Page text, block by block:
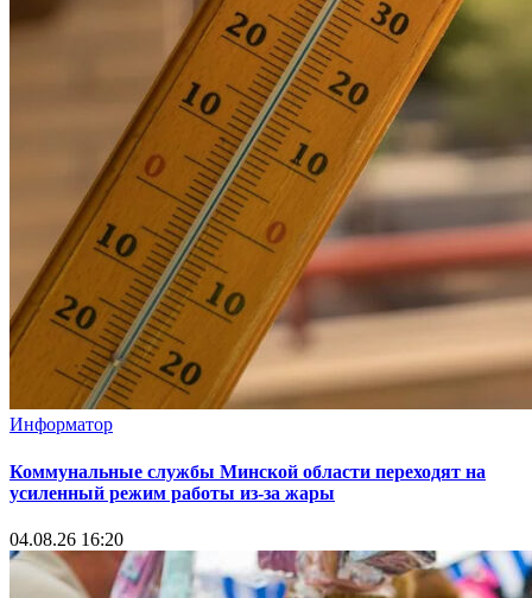
Информатор
Коммунальные службы Минской области переходят на
усиленный режим работы из-за жары
04.08.26 16:20